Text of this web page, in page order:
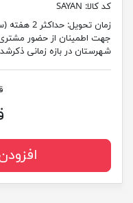
کد کالا: SAYAN
زمان تحویل:
حداکثر
جهت اطمینان از حضور
شهرستان در بازه زمانی